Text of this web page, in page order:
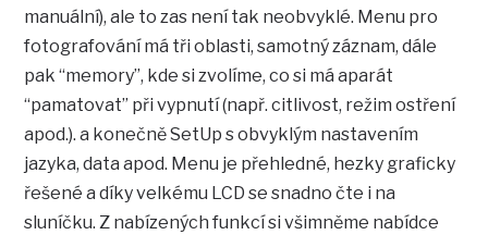
manuální), ale to zas není tak neobvyklé. Menu pro
fotografování má tři oblasti, samotný záznam, dále
pak “memory”, kde si zvolíme, co si má aparát
“pamatovat” při vypnutí (např. citlivost, režim ostření
apod.). a konečně SetUp s obvyklým nastavením
jazyka, data apod. Menu je přehledné, hezky graficky
řešené a díky velkému LCD se snadno čte i na
sluníčku. Z nabízených funkcí si všimněme nabídce